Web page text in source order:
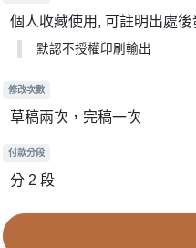
個人收藏使用, 可註明出處後
默認不授權印刷輸出
修改次數
草稿兩次，完稿一次
付款分段
分 2 段